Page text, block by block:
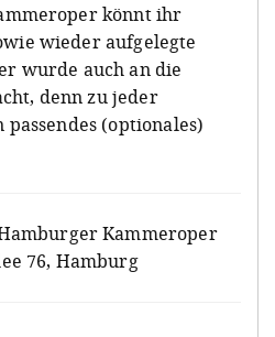
könnt ihr
wieder aufgelegte
wurde auch an die
denn zu jeder
(optionales)
Kammeroper
76, Hamburg